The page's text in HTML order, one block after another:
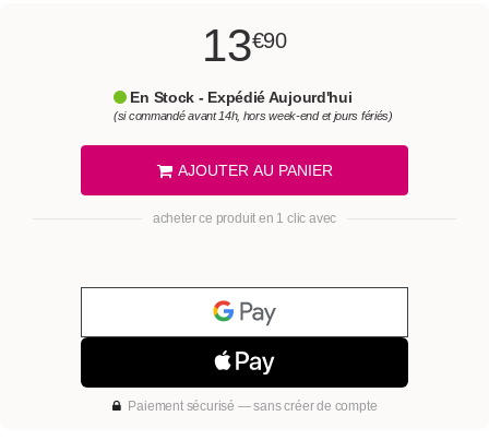
13€90
En Stock - Expédié Aujourd'hui
(si commandé avant 14h, hors week-end et jours fériés)
AJOUTER AU PANIER
acheter ce produit en 1 clic avec
Paiement sécurisé — sans créer de compte